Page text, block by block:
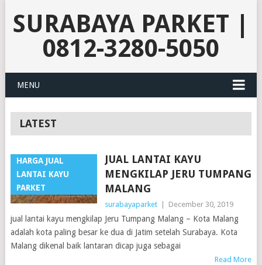
SURABAYA PARKET |
0812-3280-5050
MENU
LATEST
HARGA JUAL
LANTAI KAYU
PARKET
JUAL LANTAI KAYU
MENGKILAP JERU TUMPANG
MALANG
surabayaparket December 30, 2019
jual lantai kayu mengkilap Jeru Tumpang Malang – Kota Malang
adalah kota paling besar ke dua di Jatim setelah Surabaya. Kota
Malang dikenal baik lantaran dicap juga sebagai
Read More